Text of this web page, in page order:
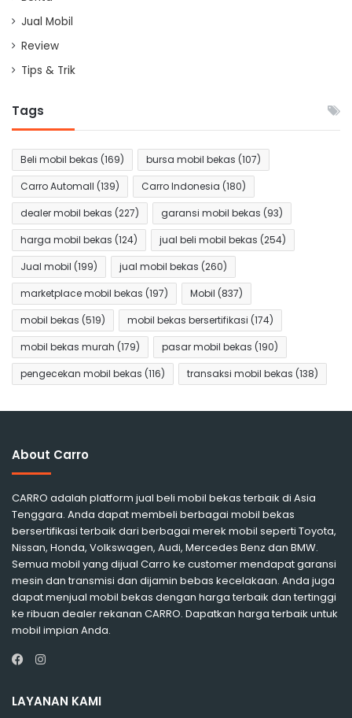
Jual Mobil
Review
Tips & Trik
Tags
Beli mobil bekas (169) bursa mobil bekas (107)
Carro Automall (139) Carro Indonesia (180)
dealer mobil bekas (227) garansi mobil bekas (93)
harga mobil bekas (124) jual beli mobil bekas (254)
Jual mobil (199) jual mobil bekas (260)
marketplace mobil bekas (197) Mobil (837)
mobil bekas (519) mobil bekas bersertifikasi (174)
mobil bekas murah (179) pasar mobil bekas (190)
pengecekan mobil bekas (116) transaksi mobil bekas (138)
About Carro
CARRO adalah platform jual beli mobil bekas terbaik di Asia
Tenggara. Anda dapat membeli berbagai mobil bekas
bersertifikasi terbaik dari berbagai merek mobil seperti Toyota,
Nissan, Honda, Volkswagen, Audi, Mercedes Benz dan BMW.
Semua mobil yang dijual Carro ke customer mendapat garansi
mesin dan transmisi dan dijamin bebas kecelakaan. Anda juga
dapat menjual mobil bekas dengan harga terbaik dan tertinggi
ke ribuan dealer rekanan CARRO. Dapatkan harga terbaik untuk
mobil impian Anda.
Instagram
LAYANAN KAMI